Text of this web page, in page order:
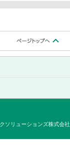
ソリューションズ株式会社